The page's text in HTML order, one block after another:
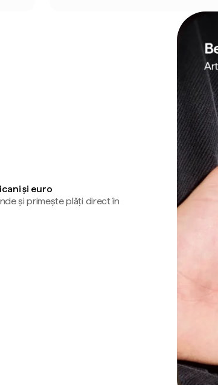
și euro
și primește plăți direct în